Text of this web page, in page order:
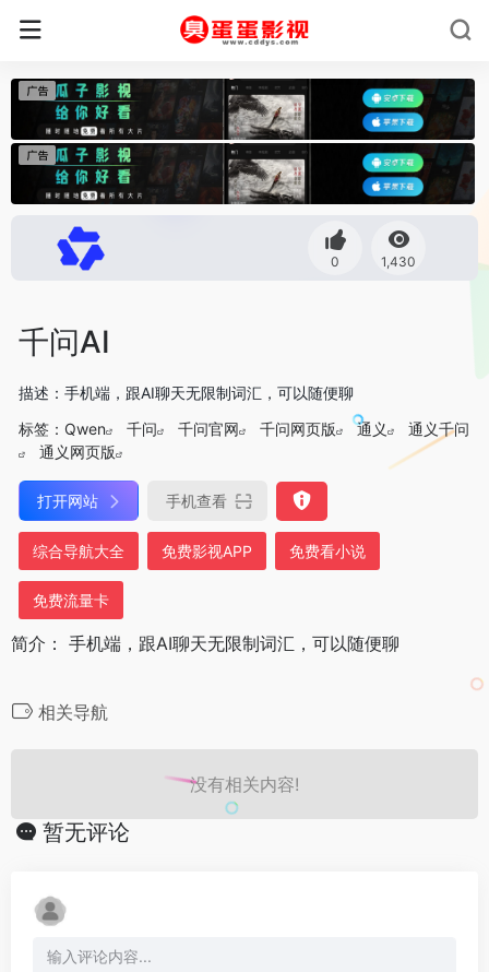
0 1,430
千问AI
描述：手机端，跟AI聊天无限制词汇，可以随便聊
标签： Qwen 千问 千问官网 千问网页版 通义
通义千问
通义网页版
打开网站 手机查看
综合导航大全 免费影视APP 免费看小说
免费流量卡
简介： 手机端，跟AI聊天无限制词汇，可以随便聊
相关导航
没有相关内容!
暂无评论